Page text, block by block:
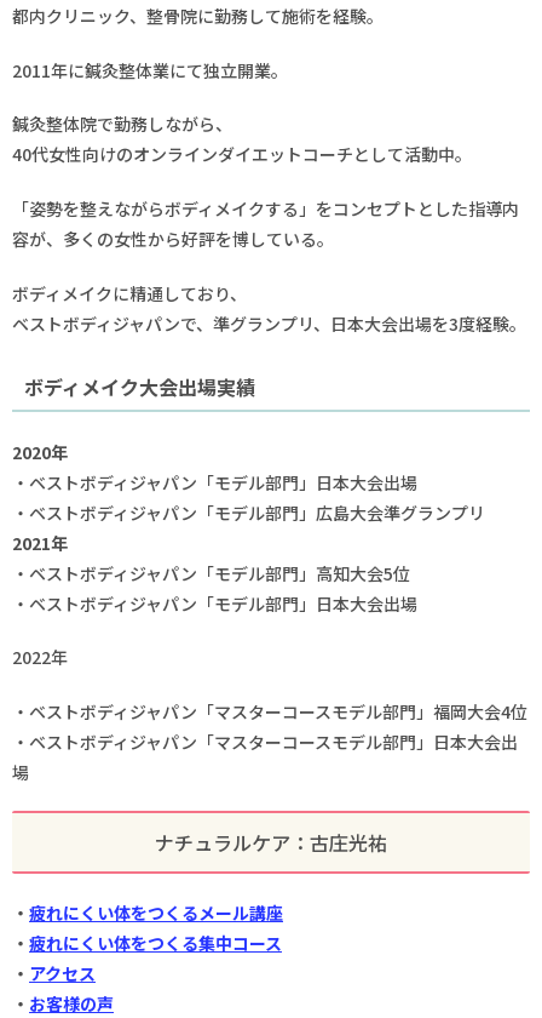
都内クリニック、整骨院に勤務して施術を経験。
2011年に鍼灸整体業にて独立開業。
鍼灸整体院で勤務しながら、
40代女性向けのオンラインダイエットコーチとして活動中。
「姿勢を整えながらボディメイクする」をコンセプトとした指導内
容が、多くの女性から好評を博している。
ボディメイクに精通しており、
ベストボディジャパンで、準グランプリ、日本大会出場を3度経験。
ボディメイク大会出場実績
2020年
・ベストボディジャパン「モデル部門」日本大会出場
・ベストボディジャパン「モデル部門」広島大会準グランプリ
2021年
・ベストボディジャパン「モデル部門」高知大会5位
・ベストボディジャパン「モデル部門」日本大会出場
2022年
・ベストボディジャパン「マスターコースモデル部門」福岡大会4位
・ベストボディジャパン「マスターコースモデル部門」日本大会出
場
ナチュラルケア：古庄光祐
・ 疲れにくい体をつくるメール講座
・ 疲れにくい体をつくる集中コース
・ アクセス
・ お客様の声